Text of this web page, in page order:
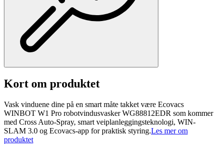
Kort om produktet
Vask vinduene dine på en smart måte takket være Ecovacs
WINBOT W1 Pro robotvindusvasker WG88812EDR som kommer
med Cross Auto-Spray, smart veiplanleggingsteknologi, WIN-
SLAM 3.0 og Ecovacs-app for praktisk styring.Les mer om
produktet